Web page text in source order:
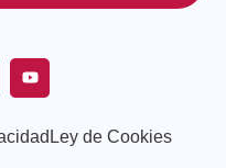
Ley de Cookies